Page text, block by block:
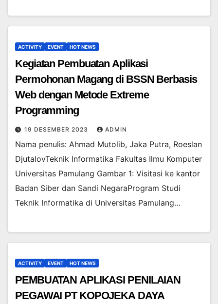
ACTIVITY EVENT HOT NEWS
Kegiatan Pembuatan Aplikasi
Permohonan Magang di BSSN Berbasis
Web dengan Metode Extreme
Programming
19 DESEMBER 2023 ADMIN
Nama penulis: Ahmad Mutolib, Jaka Putra, Roeslan
DjutalovTeknik Informatika Fakultas Ilmu Komputer
Universitas Pamulang Gambar 1: Visitasi ke kantor
Badan Siber dan Sandi NegaraProgram Studi
Teknik Informatika di Universitas Pamulang…
ACTIVITY EVENT HOT NEWS
PEMBUATAN APLIKASI PENILAIAN
PEGAWAI PT KOPOJEKA DAYA